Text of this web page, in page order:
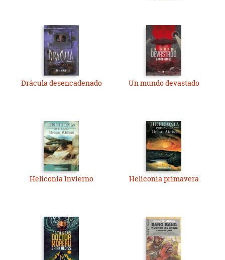
Drácula desencadenado Un mundo devastado
Heliconia Invierno Heliconia primavera